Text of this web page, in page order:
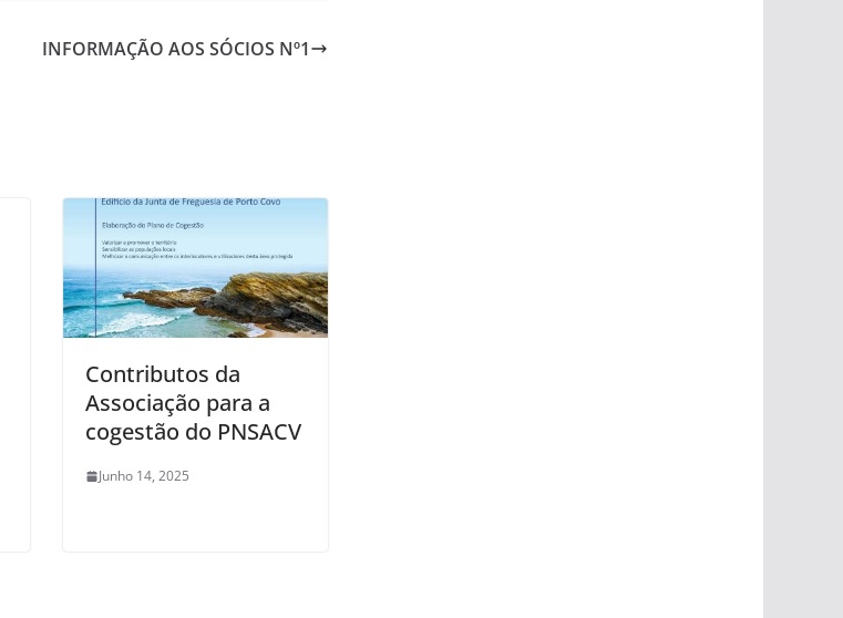
INFORMAÇÃO AOS SÓCIOS Nº1
Contributos da
Associação para a
cogestão do PNSACV
Junho 14, 2025